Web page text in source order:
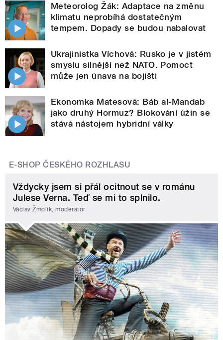
Meteorolog Žák: Adaptace na změnu
klimatu neprobíhá dostatečným
tempem. Dopady se budou nabalovat
Ukrajinistka Víchová: Rusko je v jistém
smyslu silnější než NATO. Pomoct
může jen únava na bojišti
Ekonomka Matesová: Báb al-Mandab
jako druhý Hormuz? Blokování úžin se
stává nástojem hybridní války
E-SHOP ČESKÉHO ROZHLASU
Vždycky jsem si přál ocitnout se v románu
Julese Verna. Teď se mi to splnilo.
Václav Žmolík, moderátor